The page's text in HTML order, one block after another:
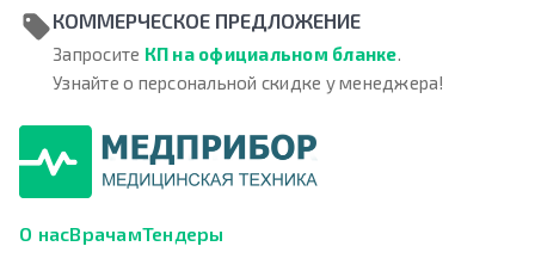
КОММЕРЧЕСКОЕ ПРЕДЛОЖЕНИЕ
Запросите КП на официальном бланке.
Узнайте о персональной скидке у менеджера!
О насВрачамТендеры